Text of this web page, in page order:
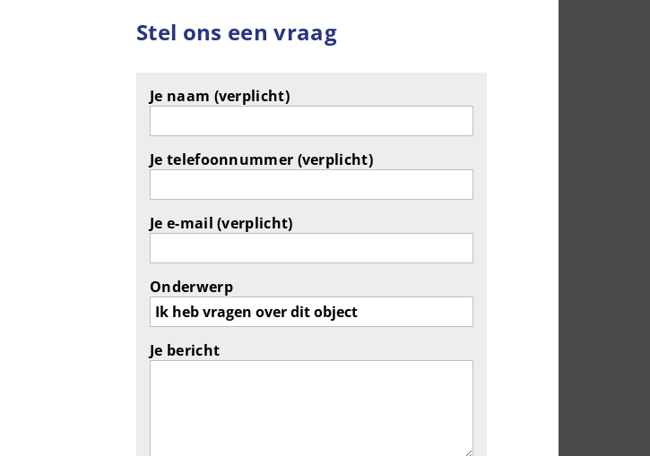
Stel ons een vraag
Je naam (verplicht)
Je telefoonnummer (verplicht)
Je e-mail (verplicht)
Onderwerp
Je bericht